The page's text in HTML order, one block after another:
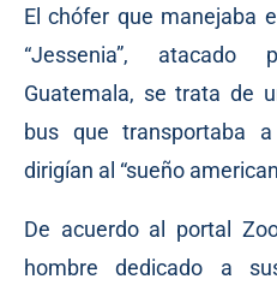
El chófer que manejaba
“Jessenia”, atacado
Guatemala, se trata de
bus que transportaba
dirigían al “sueño
De acuerdo al portal
hombre dedicado a